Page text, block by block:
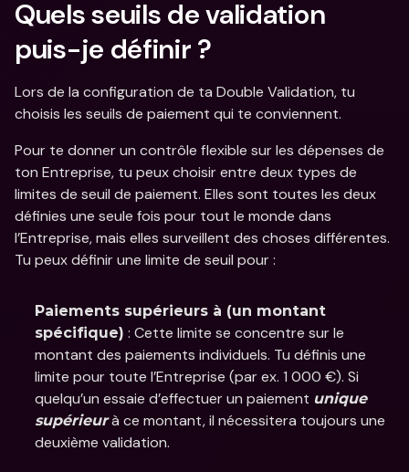
Quels seuils de validation
puis-je définir ?
Lors de la configuration de ta Double Validation, tu
choisis les seuils de paiement qui te conviennent.
Pour te donner un contrôle flexible sur les dépenses de
ton Entreprise, tu peux choisir entre deux types de
limites de seuil de paiement. Elles sont toutes les deux
définies une seule fois pour tout le monde dans
l’Entreprise, mais elles surveillent des choses différentes.
Tu peux définir une limite de seuil pour :
Paiements supérieurs à (un montant
spécifique) : Cette limite se concentre sur le
montant des paiements individuels. Tu définis une
limite pour toute l’Entreprise (par ex. 1 000 €). Si
quelqu’un essaie d’effectuer un paiement unique
supérieur à ce montant, il nécessitera toujours une
deuxième validation.